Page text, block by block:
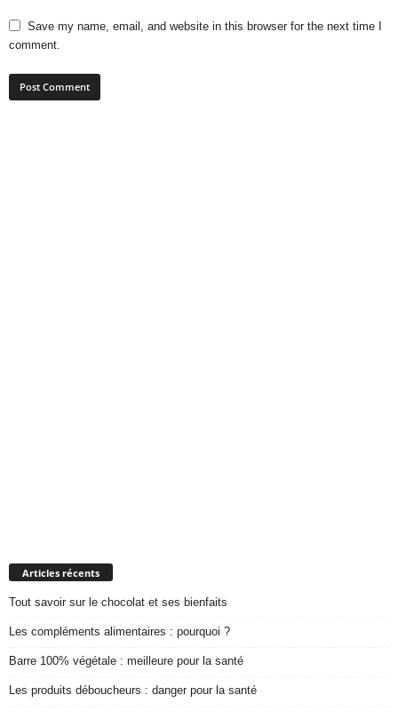
Save my name, email, and website in this browser for the next time I
comment.
Articles récents
Tout savoir sur le chocolat et ses bienfaits
Les compléments alimentaires : pourquoi ?
Barre 100% végétale : meilleure pour la santé
Les produits déboucheurs : danger pour la santé